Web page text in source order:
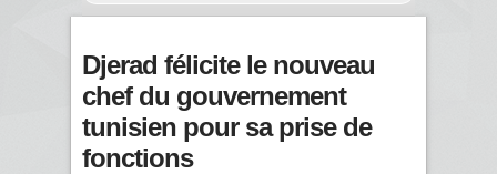
Djerad félicite le nouveau
chef du gouvernement
tunisien pour sa prise de
fonctions